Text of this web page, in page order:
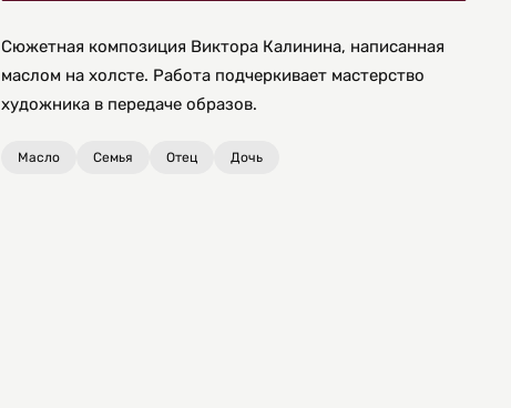
Сюжетная композиция Виктора Калинина, написанная
маслом на холсте. Работа подчеркивает мастерство
художника в передаче образов.
Масло Семья Отец Дочь